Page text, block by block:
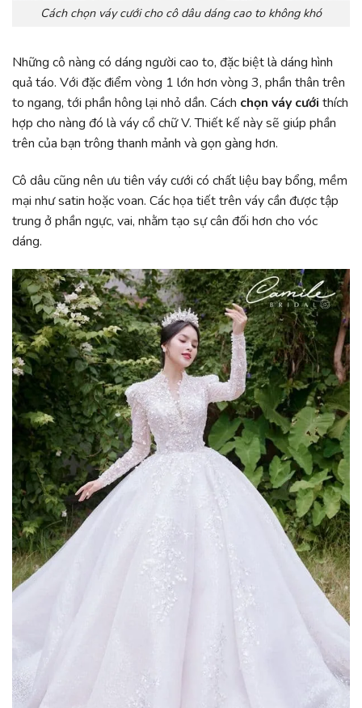
Cách chọn váy cưới cho cô dâu dáng cao to không khó
Những cô nàng có dáng người cao to, đặc biệt là dáng hình
quả táo. Với đặc điểm vòng 1 lớn hơn vòng 3, phần thân trên
to ngang, tới phần hông lại nhỏ dần. Cách chọn váy cưới thích
hợp cho nàng đó là váy cổ chữ V. Thiết kế này sẽ giúp phần
trên của bạn trông thanh mảnh và gọn gàng hơn.
Cô dâu cũng nên ưu tiên váy cưới có chất liệu bay bổng, mềm
mại như satin hoặc voan. Các họa tiết trên váy cần được tập
trung ở phần ngực, vai, nhằm tạo sự cân đối hơn cho vóc
dáng.